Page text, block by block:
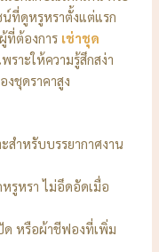
ที่ดูหรูหราตั้งแต่แรก
ที่ต้องการ เช่าชุด
ราะให้ความรู้สึกสง่า
งชุดราคาสูง
สำหรับบรรยากาศงาน
รูหรา ไม่อึดอัดเมื่อ
ด หรือผ้าชีฟองที่เพิ่ม